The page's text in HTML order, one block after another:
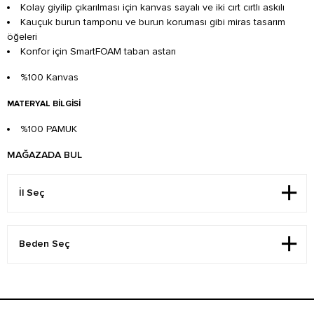
Kolay giyilip çıkarılması için kanvas sayalı ve iki cırt cırtlı askılı
Kauçuk burun tamponu ve burun koruması gibi miras tasarım
öğeleri
Konfor için SmartFOAM taban astarı
%100 Kanvas
MATERYAL BILGISI
%100 PAMUK
MAĞAZADA BUL